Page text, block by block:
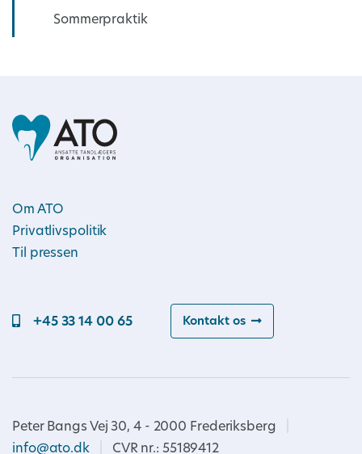
Sommerpraktik
Om ATO
Privatlivspolitik
Til pressen
+45 33 14 00 65 Kontakt os
Peter Bangs Vej 30, 4 - 2000 Frederiksberg
info@ato.dk
CVR nr.: 55189412